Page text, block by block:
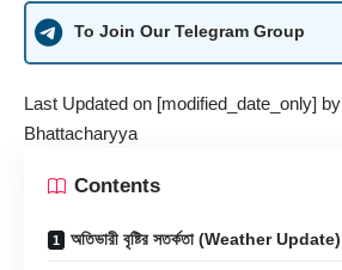
To Join Our Telegram Group
Last Updated on [modified_date_only] by
Bhattacharyya
Contents
অতিভারী বৃষ্টির সতর্কতা (Weather Update)